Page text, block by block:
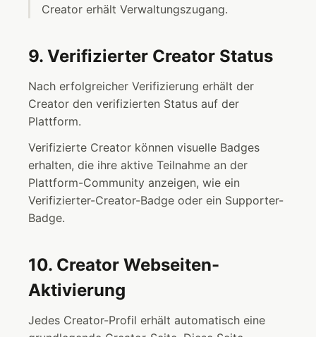
Creator erhält Verwaltungszugang.
9. Verifizierter Creator Status
Nach erfolgreicher Verifizierung erhält der
Creator den verifizierten Status auf der
Plattform.
Verifizierte Creator können visuelle Badges
erhalten, die ihre aktive Teilnahme an der
Plattform-Community anzeigen, wie ein
Verifizierter-Creator-Badge oder ein Supporter-
Badge.
10. Creator Webseiten-
Aktivierung
Jedes Creator-Profil erhält automatisch eine